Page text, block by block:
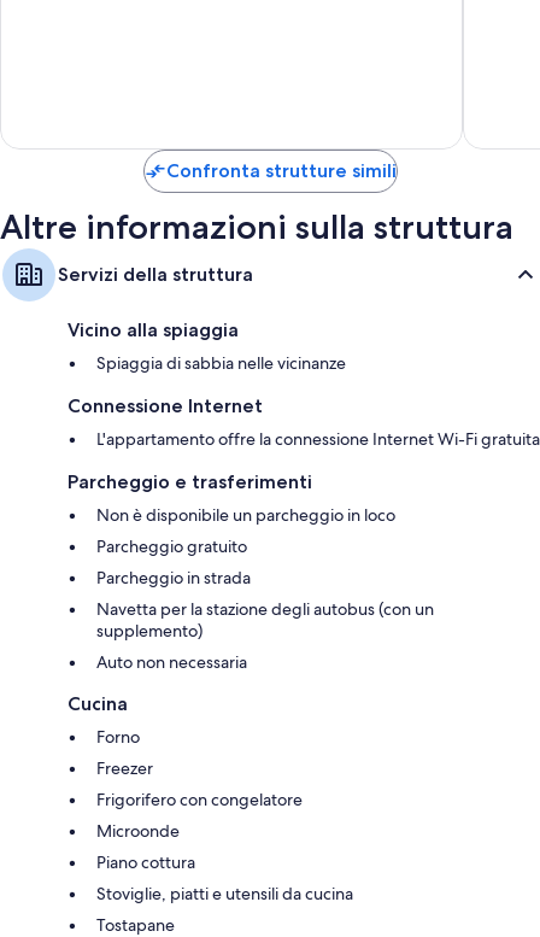
Confronta strutture simili
Altre informazioni sulla struttura
Servizi della struttura
Vicino alla spiaggia
Spiaggia di sabbia nelle vicinanze
Connessione Internet
L'appartamento offre la connessione Internet Wi-Fi gratuita
Parcheggio e trasferimenti
Non è disponibile un parcheggio in loco
Parcheggio gratuito
Parcheggio in strada
Navetta per la stazione degli autobus (con un
supplemento)
Auto non necessaria
Cucina
Forno
Freezer
Frigorifero con congelatore
Microonde
Piano cottura
Stoviglie, piatti e utensili da cucina
Tostapane